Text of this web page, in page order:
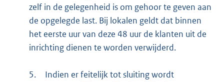
zelf in de gelegenheid is om gehoor te geven aan
de opgelegde last. Bij lokalen geldt dat binnen
het eerste uur van deze 48 uur de klanten uit de
inrichting dienen te worden verwijderd.
5.
Indien er feitelijk tot sluiting wordt